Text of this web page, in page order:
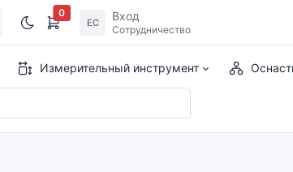
0
ЕС Вход
Сотрудничество
Измерительный инструмент